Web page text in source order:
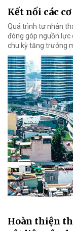
Kết nối các
Quá trình tư nhân
đóng góp nguồn lực
chu kỳ tăng trưởng
Hoàn thiện